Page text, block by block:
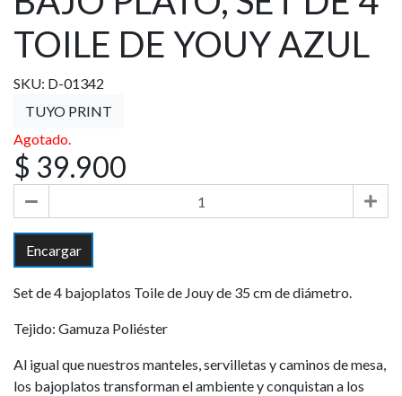
TOILE DE YOUY AZUL
SKU: D-01342
TUYO PRINT
Agotado.
$ 39.900
Encargar
Set de 4 bajoplatos Toile de Jouy de 35 cm de diámetro.
Tejido: Gamuza Poliéster
Al igual que nuestros manteles, servilletas y caminos de mesa,
los bajoplatos transforman el ambiente y conquistan a los